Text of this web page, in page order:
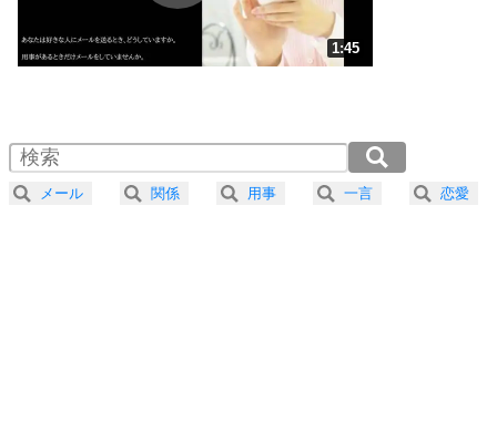
ストレス対策
人生、なんとかなるもの。
気楽に生きる30の方法
4 器の大きい人は、怒りを優しさで表現する。
1:45
2.0倍速 （207KB 52秒）
2.5倍速 （166KB 42秒）
3.0倍速 （139KB 35秒）
メール 関係 用事 一言 恋愛